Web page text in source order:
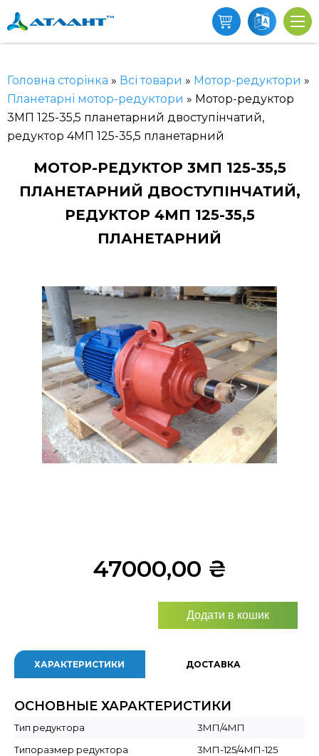
Головна сторінка » Всі товари » Мотор-редуктори »
Планетарні мотор-редуктори » Мотор-редуктор
3МП 125-35,5 планетарний двоступінчатий,
редуктор 4МП 125-35,5 планетарний
МОТОР-РЕДУКТОР 3МП 125-35,5
ПЛАНЕТАРНИЙ ДВОСТУПІНЧАТИЙ,
РЕДУКТОР 4МП 125-35,5
ПЛАНЕТАРНИЙ
< >
47000,00 ₴
Додати в кошик
ХАРАКТЕРИСТИКИ ДОСТАВКА
ОСНОВНЫЕ ХАРАКТЕРИСТИКИ
Тип редуктора
3МП/4МП
Типоразмер редуктора
3МП-125/4МП-125